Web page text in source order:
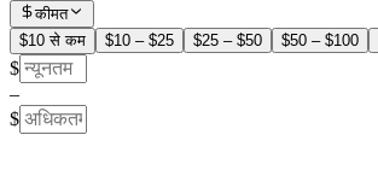
कीमत
$10 से कम
$10 – $25 $25 – $50 $50 – $100
$
–
$